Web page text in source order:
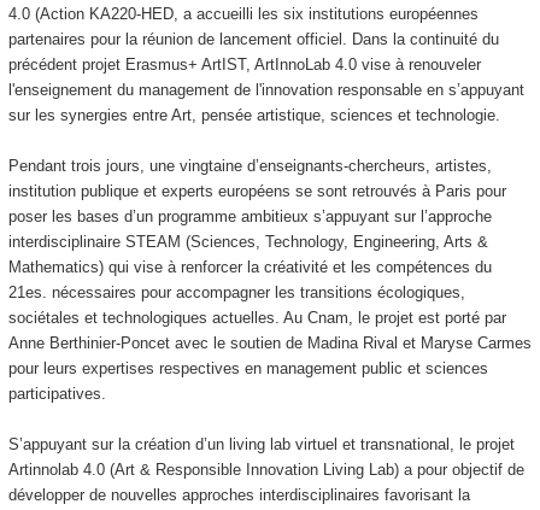
4.0 (Action KA220-HED, a accueilli les six institutions européennes
partenaires pour la réunion de lancement officiel. Dans la continuité du
précédent projet Erasmus+ ArtIST, ArtInnoLab 4.0 vise à renouveler
l'enseignement du management de l'innovation responsable en s’appuyant
sur les synergies entre Art, pensée artistique, sciences et technologie.
Pendant trois jours, une vingtaine d’enseignants-chercheurs, artistes,
institution publique et experts européens se sont retrouvés à Paris pour
poser les bases d’un programme ambitieux s’appuyant sur l’approche
interdisciplinaire STEAM (Sciences, Technology, Engineering, Arts &
Mathematics) qui vise à renforcer la créativité et les compétences du
21es. nécessaires pour accompagner les transitions écologiques,
sociétales et technologiques actuelles. Au Cnam, le projet est porté par
Anne Berthinier-Poncet avec le soutien de Madina Rival et Maryse Carmes
pour leurs expertises respectives en management public et sciences
participatives.
S’appuyant sur la création d’un living lab virtuel et transnational, le projet
Artinnolab 4.0 (Art & Responsible Innovation Living Lab) a pour objectif de
développer de nouvelles approches interdisciplinaires favorisant la